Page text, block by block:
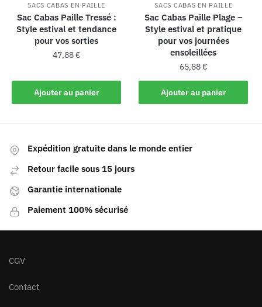
SACS CABAS EN PAILLE
Sac Cabas Paille Tressé :
Style estival et tendance
pour vos sorties
47,88€
Ajouter au panier
SACS CABAS EN PAILLE
Sac Cabas Paille Plage –
Style estival et pratique
pour vos journées
ensoleillées
65,88€
Ajouter au panier
Expédition gratuite dans le monde entier
Retour facile sous 15 jours
Garantie internationale
Paiement 100% sécurisé
CGV
Contact